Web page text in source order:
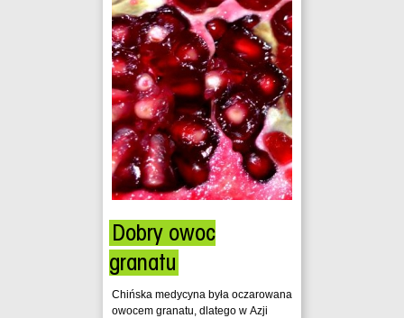
Dobry owoc
granatu
Chińska medycyna była oczarowana
owocem granatu, dlatego w Azji